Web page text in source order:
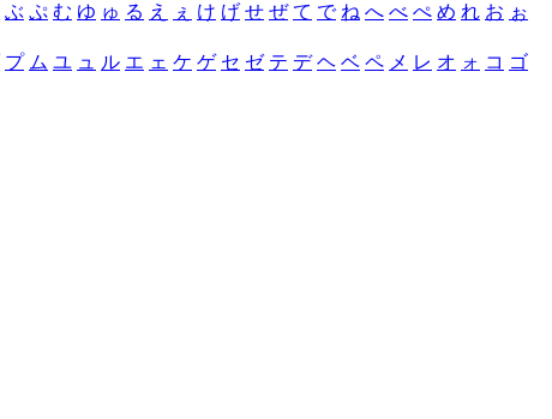
ぶ ぷ む ゆ ゅ る え ぇ け げ せ ぜ て で ね へ べ ぺ め れ お ぉ
プ ム ユ ュ ル エ ェ ケ ゲ セ ゼ テ デ ヘ ベ ペ メ レ オ ォ コ ゴ